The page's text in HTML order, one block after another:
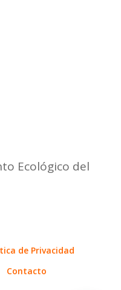
de Privacidad
Contacto